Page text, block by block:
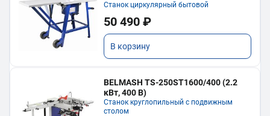
Станок циркулярный бытовой
50 490 ₽
В корзину
BELMASH TS-250ST1600/400 (2.2
кВт, 400 В)
Станок круглопильный с подвижным
столом